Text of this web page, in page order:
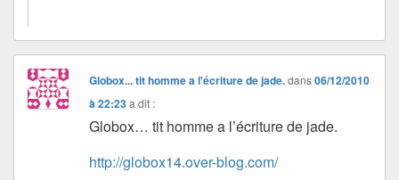
Globox... tit homme a l'écriture de jade.dans06/12/2010
à 22:23 a dit :
Globox… tit homme a l’écriture de jade.
http://globox14.over-blog.com/